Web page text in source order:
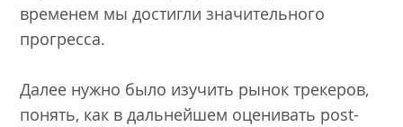
временем мы достигли значительного
прогресса.
Далее нужно было изучить рынок трекеров,
понять, как в дальнейшем оценивать post-